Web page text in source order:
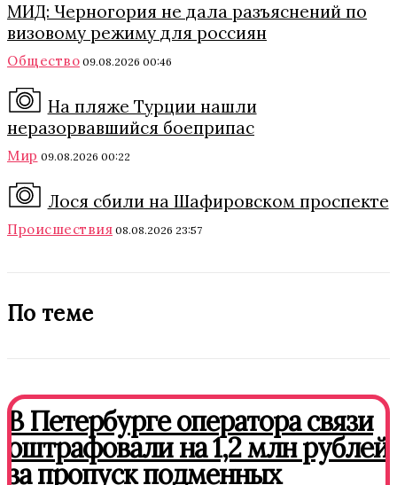
МИД: Черногория не дала разъяснений по
визовому режиму для россиян
Общество 09.08.2026 00:46
На пляже Турции нашли
неразорвавшийся боеприпас
Мир 09.08.2026 00:22
Лося сбили на Шафировском проспекте
Происшествия 08.08.2026 23:57
По теме
В Петербурге оператора связи
оштрафовали на 1,2 млн рублей
за пропуск подменных